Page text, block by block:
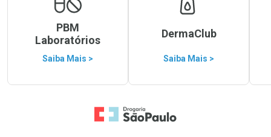
PBM
Laboratórios
Saiba Mais >
DermaClub
Saiba Mais >
Ir para a Home